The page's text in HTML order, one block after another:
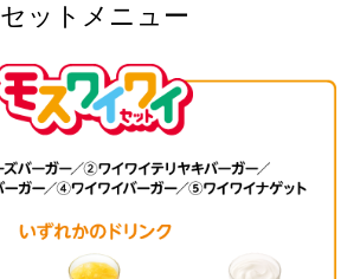
セットメニュー